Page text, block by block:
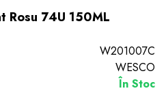
Rosu 74U 150ML
W201007C
WESCO
În Stoc